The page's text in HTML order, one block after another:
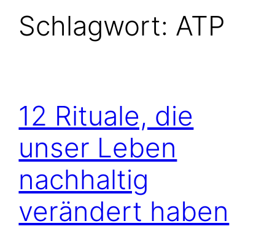
Schlagwort: ATP
12 Rituale, die
unser Leben
nachhaltig
verändert haben